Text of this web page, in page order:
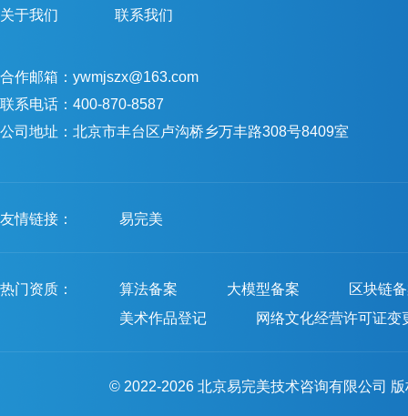
关于我们 联系我们
合作邮箱：ywmjszx@163.com
联系电话：400-870-8587
公司地址：北京市丰台区卢沟桥乡万丰路308号8409室
友情链接： 易完美
热门资质： 算法备案 大模型备案
区块链
美术作品登记
网络文化经营许可证变
© 2022-2026 北京易完美技术咨询有限公司 版